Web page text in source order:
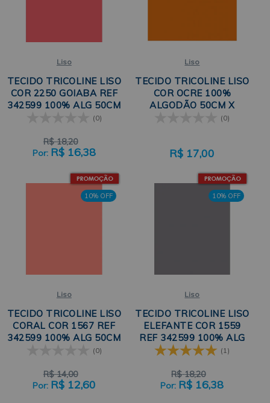
Liso
TECIDO TRICOLINE LISO
COR 2250 GOIABA REF
342599 100% ALG 50CM
X 150CM CÍRCULO
(0)
R$ 18,20
R$ 16,38
Liso
TECIDO TRICOLINE LISO
COR OCRE 100%
ALGODÃO 50CM X
150CM CALDEIRA
(0)
R$ 17,00
10% OFF
Liso
TECIDO TRICOLINE LISO
CORAL COR 1567 REF
342599 100% ALG 50CM
X 150CM CÍRCULO
(0)
R$ 14,00
R$ 12,60
10% OFF
Liso
TECIDO TRICOLINE LISO
ELEFANTE COR 1559
REF 342599 100% ALG
50CM X 150CM CÍRCULO
(1)
R$ 18,20
R$ 16,38